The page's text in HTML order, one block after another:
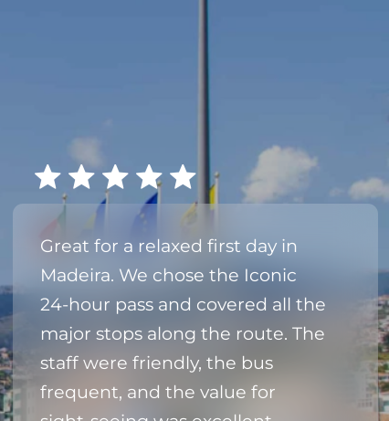
Great for a relaxed first day in
Madeira. We chose the Iconic
24‑hour pass and covered all the
major stops along the route. The
staff were friendly, the bus
frequent, and the value for